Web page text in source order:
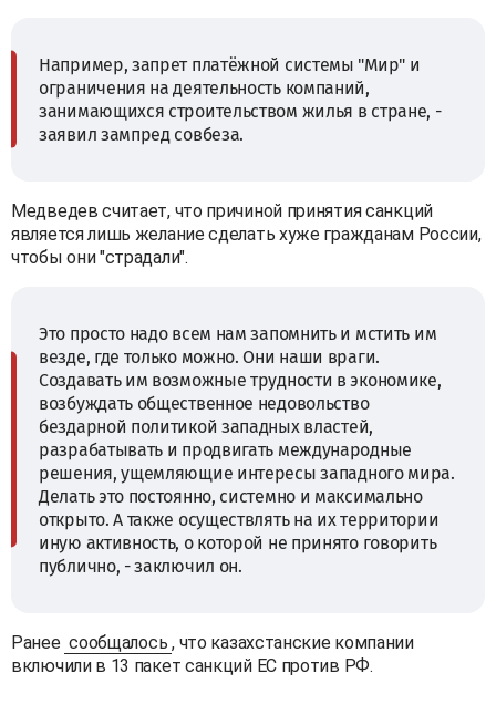
Например, запрет платёжной системы "Мир" и
ограничения на деятельность компаний,
занимающихся строительством жилья в стране, -
заявил зампред совбеза.
Медведев считает, что причиной принятия санкций
является лишь желание сделать хуже гражданам России,
чтобы они "страдали".
Это просто надо всем нам запомнить и мстить им
везде, где только можно. Они наши враги.
Создавать им возможные трудности в экономике,
возбуждать общественное недовольство
бездарной политикой западных властей,
разрабатывать и продвигать международные
решения, ущемляющие интересы западного мира.
Делать это постоянно, системно и максимально
открыто. А также осуществлять на их территории
иную активность, о которой не принято говорить
публично, - заключил он.
Ранее сообщалось , что казахстанские компании
включили в 13 пакет санкций ЕС против РФ.